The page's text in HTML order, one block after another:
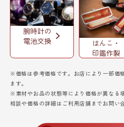
腕時計の
電池交換
はんこ・
印鑑作製
※価格は参考価格です。お店により一部価
ます。
※素材やお品の状態等により価格が異なる
相談や価格の詳細はご利用店舗までお問い